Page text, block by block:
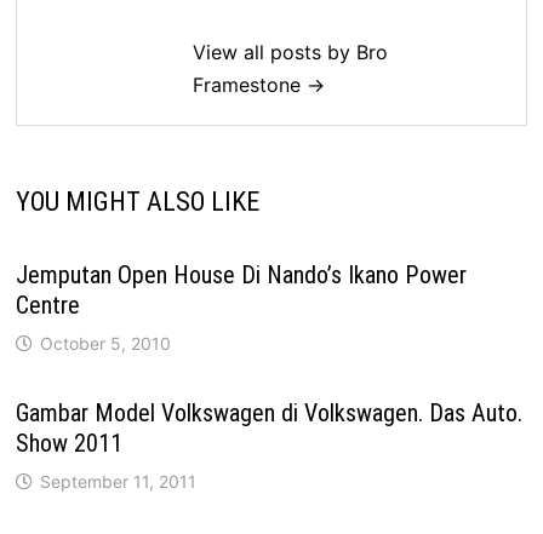
View all posts by Bro
Framestone →
YOU MIGHT ALSO LIKE
Jemputan Open House Di Nando’s Ikano Power
Centre
October 5, 2010
Gambar Model Volkswagen di Volkswagen. Das Auto.
Show 2011
September 11, 2011